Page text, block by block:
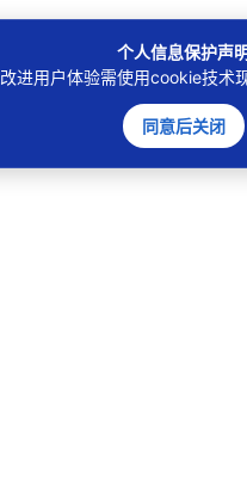
个人信息保护声
改进用户体验需使用cookie技术
同意后关闭